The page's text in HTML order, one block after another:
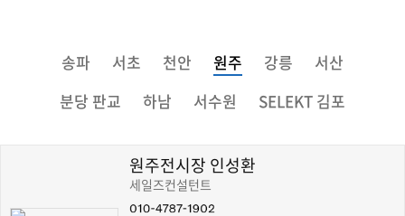
송파 서초 천안 원주 강릉 서산
분당 판교 하남 서수원 SELEKT 김포
원주전시장 인성환
세일즈컨설턴트
세일즈 컨설턴트
전시장 찾기